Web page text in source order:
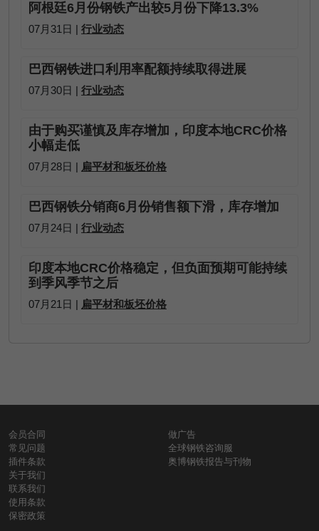
阿根廷6月份钢铁产出较5月份下降13.3%
07月31日 | 行业动态
巴西钢铁进口利用率配额持续取得进展
07月30日 | 行业动态
由于购买谨慎及库存增加，印度本地CRC价格
小幅走低
07月28日 | 扁平材和板坯价格
巴西钢铁分销商6月份销售额下滑，库存增加
07月24日 | 行业动态
印度本地CRC价格稳定，但负面预期可能持续
到季风季节之后
07月21日 | 扁平材和板坯价格
会员合同
常见问题
插件条款
关于我们
联系我们
使用条款
保密政策
做广告
全球钢铁咨询服
奥博钢铁报告与刊物